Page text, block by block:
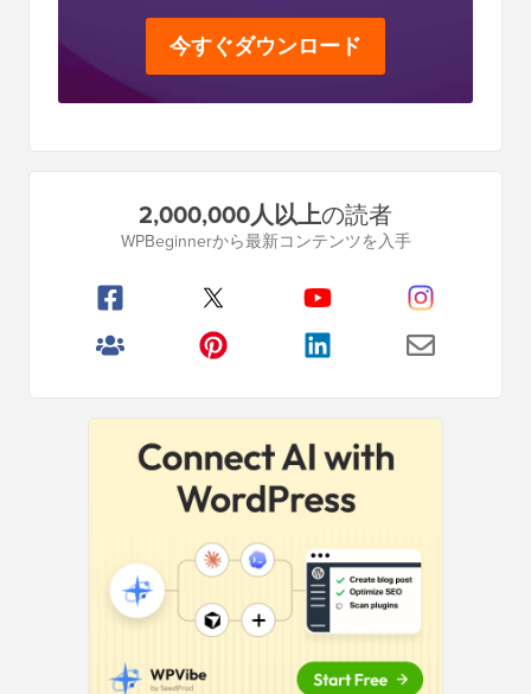
今すぐダウンロード
イ
2,000,000人以上の読者
WPBeginnerから最新コンテンツを入手